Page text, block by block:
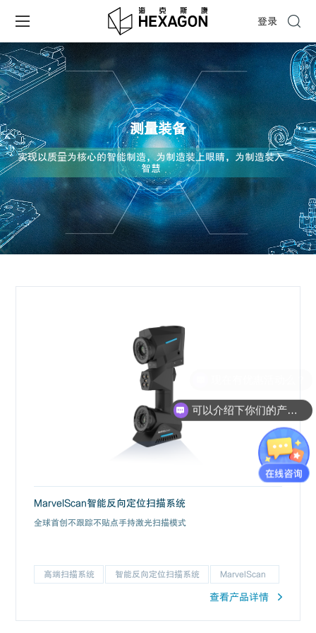
登录
测量装备
实现以质量为核心的智能制造，为制造装上眼睛，为制造装入
智慧
MarvelScan智能反向定位扫描系统
全球首创不跟踪不贴点手持激光扫描模式
高端扫描系统 智能反向定位扫描系统 MarvelScan
查看产品详情
可以介绍下你们的产品么？